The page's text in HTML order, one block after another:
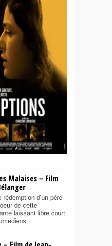
Malaises – Film
rédemption d’un père
de cette
laissant libre court